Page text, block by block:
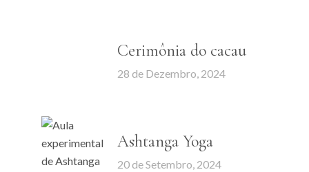
Cerimônia do cacau
28 de Dezembro, 2024
Ashtanga Yoga
20 de Setembro, 2024